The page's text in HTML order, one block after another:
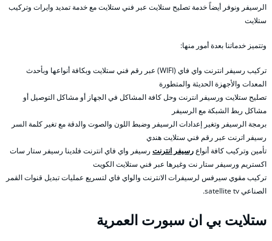
الرسيفر ونوفر أيضاً خدمة تصليح ستلايت عبر فني ستلايت مع خدمة تمديد وايرات وتركيب
ستلايت
وتتميز خدماتنا بعدة أمور منها:
تركيب رسيفر انترنت واي فاي (WIFI) عبر رقم فني ستلايت وبكافة أنواعها وبأحدث
المعدات والأجهزة الحديثة والمتطورة
تصليح ستلايت ورسيفر انترنت وحل كافة المشاكل في الجهاز أو مشاكل التوصيل أو
مشاكل ربط الشبكة مع الرسيفر
برمجة الرسيفر وتغير إعدادات الرسيفر وضبط اللون والصوت والدقة مع تغير كلمة السر
رسيفر اترنت عبر رقم فني ستلايت هندي
تأمين وتركيب كافة أنواعرسيفر انترنت رسيفر واي فاي انترنت فلدينا رسيفر ستار سات
اكستريم ورسيفر ستار نت وغيرها عبر فني ستلايت الكويت
تركيب مقوي سيرفس لرسيفرات الانترنت والواي فاي لتسريع عمليات تبديل قنوات القمر
الصناعي satellite tv.
ستلايت بي ان سبورت العمرية